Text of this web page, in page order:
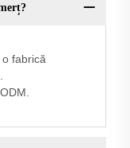
fabrică